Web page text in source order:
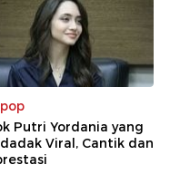
Putri Yordania yang
Viral, Cantik dan